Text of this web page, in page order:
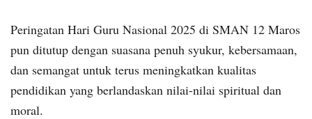
Peringatan Hari Guru Nasional 2025 di SMAN 12 Maros
pun ditutup dengan suasana penuh syukur, kebersamaan,
dan semangat untuk terus meningkatkan kualitas
pendidikan yang berlandaskan nilai-nilai spiritual dan
moral.